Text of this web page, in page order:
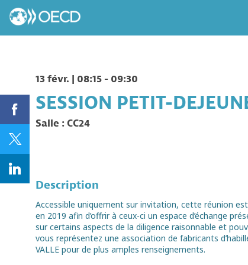
13 févr. | 08:15 - 09:30
SESSION PETIT-
Salle :CC24
Description
Accessible uniquement sur invitation, cette réunion
en 2019 afin d’offrir à ceux-ci un espace d’échange
sur certains aspects de la diligence raisonnable et
vous représentez une association de fabricants
VALLE pour de plus amples renseignements.